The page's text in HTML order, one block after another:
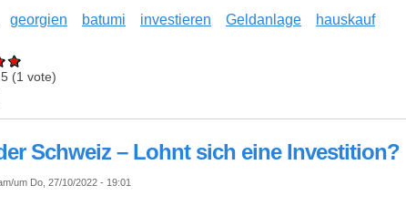
georgien batumi investieren Geldanlage
hauskauf
5 (1 vote)
in Batumi: Verborgene Chancen, die die meisten Investoren 2025 übersehen
Schweiz – Lohnt sich eine Investition?
um Do, 27/10/2022 - 19:01